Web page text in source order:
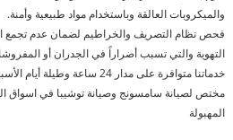
والميكروبات العالقة وباستخدام مواد طبيعية وأمنة.
فحص نظام التصريف والخراطيم لضمان عدم تجمع
التهوية والتي تسبب أضراراً في الجدران أو
خدماتنا متوافرة على مدار 24
مختص لصيانة سامسونج وصيانة توشيبا في اسواق
المهبولة